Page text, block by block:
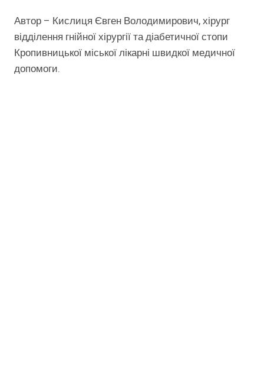
Автор – Кислиця Євген Володимирович, хірург
відділення гнійної хірургії та діабетичної стопи
Кропивницької міської лікарні швидкої медичної
допомоги.